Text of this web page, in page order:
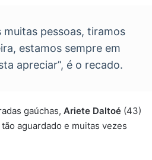
muitas pessoas, tiramos
estamos sempre em
apreciar”, é o recado.
gaúchas,Ariete Daltoé (43)
aguardado e muitas vezes